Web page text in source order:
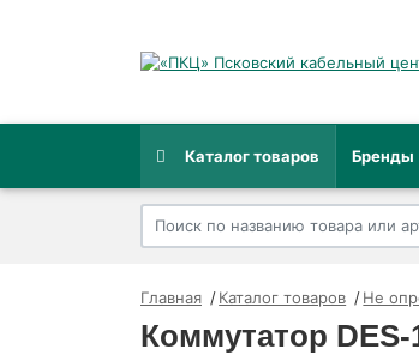
Каталог товаров Бренды
Главная Каталог товаров Не
Коммутатор DES-